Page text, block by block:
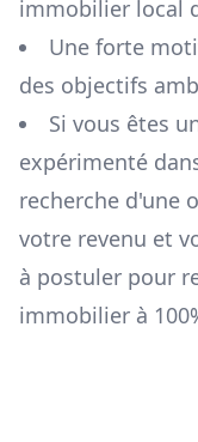
immobilier local
Une forte
des objectifs
Si vous êtes
expérimenté
recherche d'une
votre revenu et
à postuler pour
immobilier à